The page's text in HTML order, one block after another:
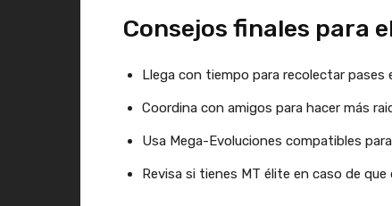
Consejos finales para
Llega con tiempo para recolectar pases
Coordina con amigos para hacer más
Usa Mega-Evoluciones compatibles
Revisa si tienes MT élite en caso de